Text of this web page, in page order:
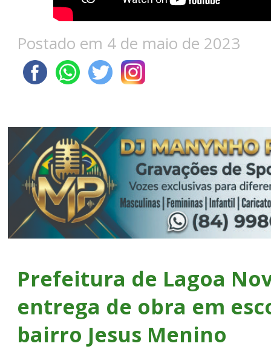
Postado em 4 de maio de 2023
Prefeitura de Lagoa
entrega de obra em
bairro Jesus Menino